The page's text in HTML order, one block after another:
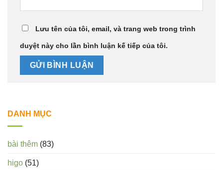
Lưu tên của tôi, email, và trang web trong trình
duyệt này cho lần bình luận kế tiếp của tôi.
DANH MỤC
bài thêm (83)
higo (51)